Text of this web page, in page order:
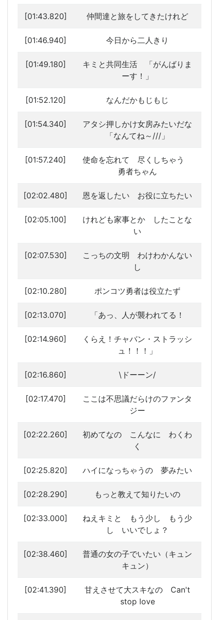
[01:43.820] 仲間達と旅をしてきたけれど
[01:46.940] 今日から二人きり
[01:49.180]
キミと共同生活 「がんばりま
ーす！」
[01:52.120] なんだかもじもじ
[01:54.340]
アタシ押しかけ女房みたいだな
「なんてね～///」
[01:57.240]
使命を忘れて 尽くしちゃう
勇者ちゃん
[02:02.480] 恩を返したい お役に立ちたい
[02:05.100]
けれども家事とか したことな
い
[02:07.530]
こっちの文明 わけわかんない
し
[02:10.280] ポンコツ勇者は役立たず
[02:13.070] 「あっ、人が襲われてる！
[02:14.960]
くらえ！チャバン・ストラッシ
ュ！！！」
[02:16.860] \ドーーン/
[02:17.470]
ここは不思議だらけのファンタ
ジー
[02:22.260]
初めてなの こんなに わくわ
く
[02:25.820] ハイになっちゃうの 夢みたい
[02:28.290] もっと教えて知りたいの
[02:33.000]
ねえキミと もう少し もう少
し いいでしょ？
[02:38.460]
普通の女の子でいたい（キュン
キュン）
[02:41.390]
甘えさせて大スキなの Can't
stop love